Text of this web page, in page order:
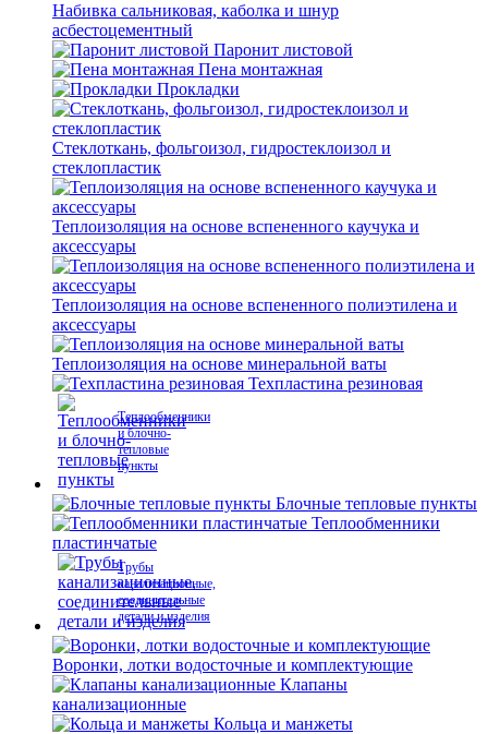
Набивка сальниковая, каболка и шнур
асбестоцементный
Паронит листовой
Пена монтажная
Прокладки
Стеклоткань, фольгоизол, гидростеклоизол и
стеклопластик
Теплоизоляция на основе вспененного каучука и
аксессуары
Теплоизоляция на основе вспененного полиэтилена и
аксессуары
Теплоизоляция на основе минеральной ваты
Техпластина резиновая
Теплообменники
и блочно-
тепловые
пункты
Блочные тепловые пункты
Теплообменники
пластинчатые
Трубы
канализационные,
соединительные
детали и изделия
Воронки, лотки водосточные и комплектующие
Клапаны
канализационные
Кольца и манжеты